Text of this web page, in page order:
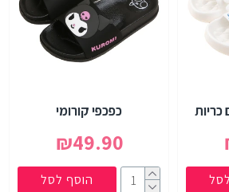
כריות כפכפי קורומי
₪49.90
הוסף לסל